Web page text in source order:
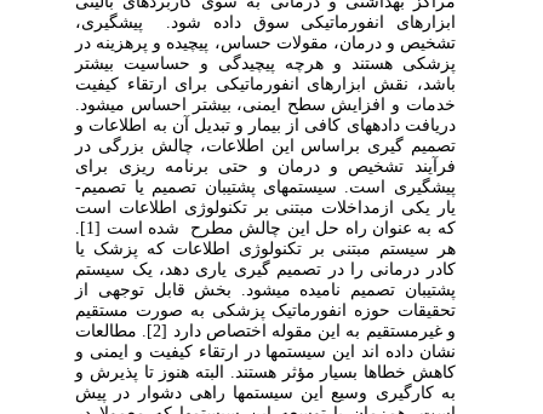
ابزارهای انفورماتیکی سوق داده شود. پیشگیری،
تشخیص و درمان، مقولات حساس، پیچیده و پرهزینه در
پزشکی هستند و هرچه پیچیدگی و حساسیت بیشتر
باشد، نقش ابزارهای انفورماتیکی برای ارتقاء کیفیت
خدمات و افزایش سطح ایمنی، بیشتر احساس میشود.
دریافت دادههای کافی از بیمار و تبدیل آن به اطلاعات و
تصمیم گیری براساس این اطلاعات، چالش بزرگی در
فرآیند تشخیص و درمان و حتی برنامه ریزی برای
پیشگیری است. سیستمهای پشتیبان تصمیم یا تصمیم-
یار یکی ازمداخلات مبتنی بر تکنولوژی اطلاعات است
که به عنوان راه حل این چالش مطرح شده است [1].
هر سیستم مبتنی بر تکنولوژی اطلاعات که پزشک یا
کادر درمانی را در تصمیم گیری یاری دهد، یک سیستم
پشتیبان تصمیم نامیده میشود. بخش قابل توجهی از
تحقیقات حوزه انفورماتیک پزشکی به صورت مستقیم
و غیرمستقیم به این مقوله اختصاص دارد [2]. مطالعات
نشان داده اند این سیستمها در ارتقاء کیفیت و ایمنی و
کاهش خطاها بسیار مؤثر هستند. البته هنوز تا پذیرش و
به کارگیری وسیع این سیستمها راهی دشوار در پیش